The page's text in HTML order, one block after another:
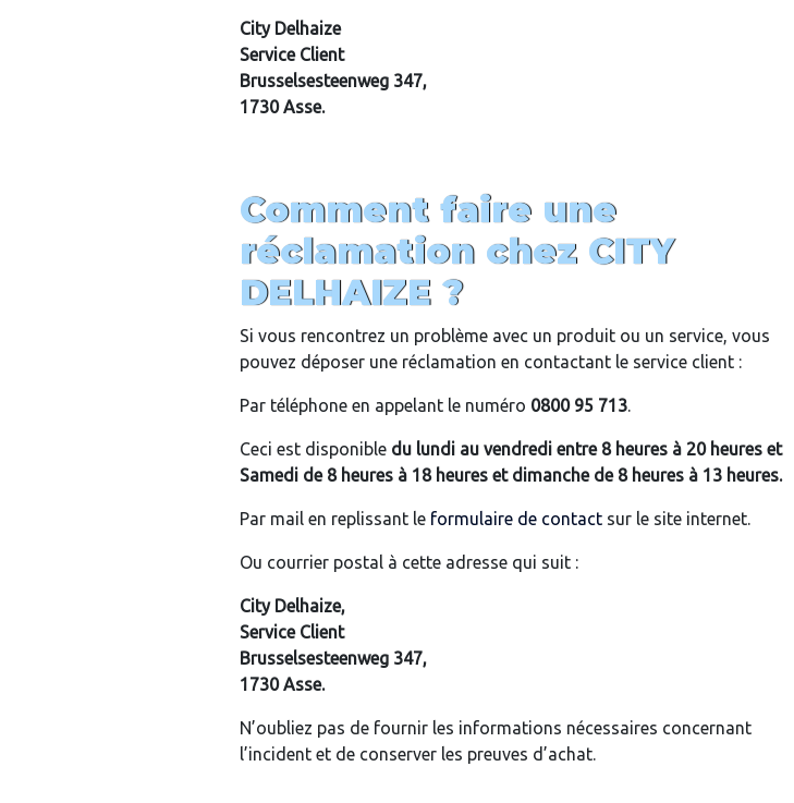
City Delhaize
Service Client
Brusselsesteenweg 347,
1730 Asse.
Comment faire une
réclamation chez CITY
DELHAIZE ?
Si vous rencontrez un problème avec un produit ou un service, vous
pouvez déposer une réclamation en contactant le service client :
Par téléphone en appelant le numéro 0800 95 713.
Ceci est disponible du lundi au vendredi entre 8 heures à 20 heures et
Samedi de 8 heures à 18 heures et dimanche de 8 heures à 13 heures.
Par mail en replissant le formulaire de contact sur le site internet.
Ou courrier postal à cette adresse qui suit :
City Delhaize,
Service Client
Brusselsesteenweg 347,
1730 Asse.
N’oubliez pas de fournir les informations nécessaires concernant
l’incident et de conserver les preuves d’achat.